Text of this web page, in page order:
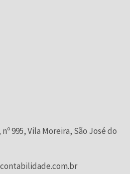
995, Vila Moreira, São José do